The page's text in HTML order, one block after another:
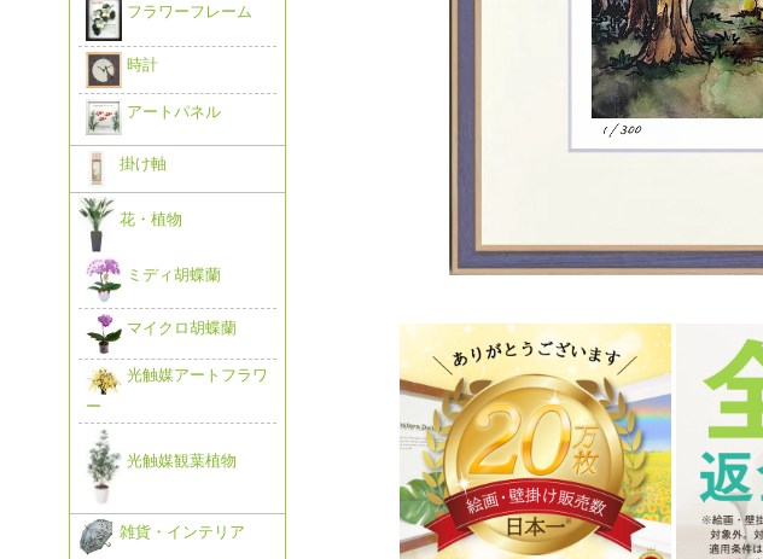
フラワーフレーム
時計
アートパネル
掛け軸
花・植物
ミディ胡蝶蘭
マイクロ胡蝶蘭
光触媒アートフラワ
ー
光触媒観葉植物
雑貨・インテリア